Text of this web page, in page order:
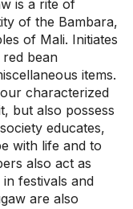
is a rite of
of the Bambara,
of Mali. Initiates
bean
items.
characterized
but also possess
educates,
with life and to
also act as
festivals and
are also